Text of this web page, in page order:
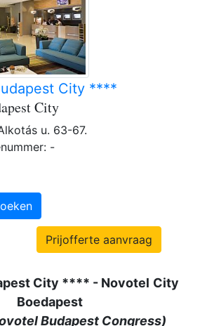
City ****
City
u. 63-67.
-
Prijofferte aanvraag
City **** - Novotel City
Boedapest
Budapest Congress)